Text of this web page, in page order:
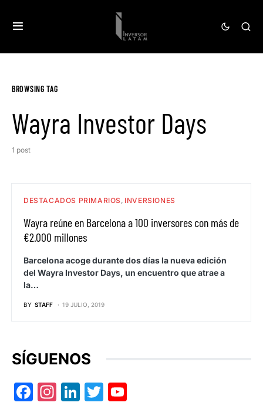
BROWSING TAG
Wayra Investor Days
1 post
DESTACADOS PRIMARIOS INVERSIONES
Wayra reúne en Barcelona a 100 inversores con más de
€2.000 millones
Barcelona acoge durante dos días la nueva edición
del Wayra Investor Days, un encuentro que atrae a
la…
BY STAFF 19 JULIO, 2019
SÍGUENOS
Facebook
Instagram
LinkedIn
Twitter